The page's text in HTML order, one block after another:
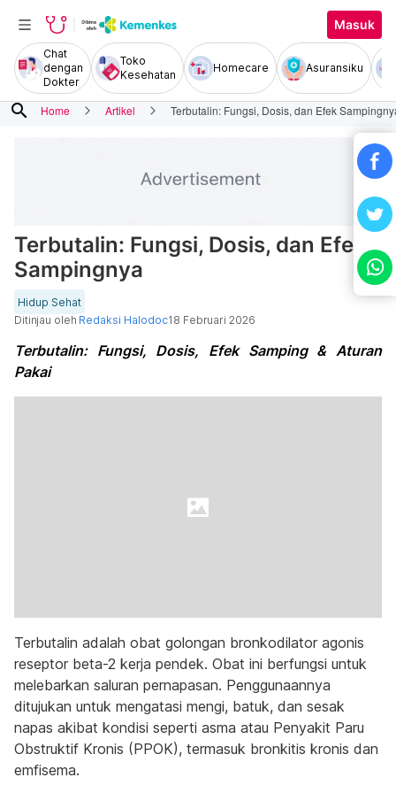
Masuk
Chat
dengan
Dokter
Toko
Kesehatan
Homecare Asuransiku
search Home Artikel Terbutalin: Fungsi, Dosis, dan Efek
Terbutalin: Fungsi, Dosis, dan Efek
Sampingnya
Hidup Sehat
Ditinjau oleh Redaksi Halodoc18 Februari 2026
Terbutalin: Fungsi, Dosis, Efek Samping & Aturan
Pakai
Terbutalin adalah obat golongan bronkodilator agonis
reseptor beta-2 kerja pendek. Obat ini berfungsi untuk
melebarkan saluran pernapasan. Penggunaannya
ditujukan untuk mengatasi mengi, batuk, dan sesak
napas akibat kondisi seperti asma atau Penyakit Paru
Obstruktif Kronis (PPOK), termasuk bronkitis kronis dan
emfisema.